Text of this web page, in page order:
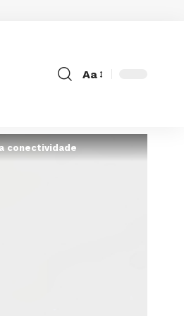
Font
Aa
conectividade